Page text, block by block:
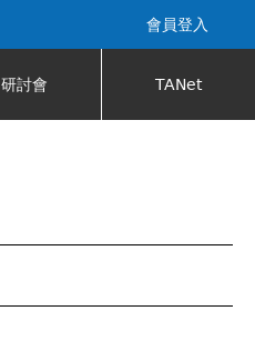
會員登入
研討會 TANet